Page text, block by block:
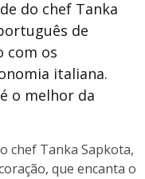
do chef Tanka
de
com os
italiana.
o melhor da
chef Tanka Sapkota,
que encanta o